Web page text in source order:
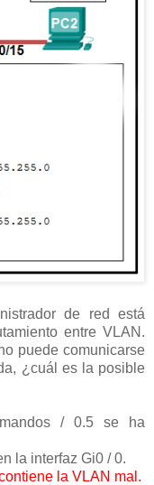
de red está
entre VLAN.
puede comunicarse
¿cuál es la posible
/ 0.5 se ha
la interfaz Gi0 / 0.
la VLAN mal.